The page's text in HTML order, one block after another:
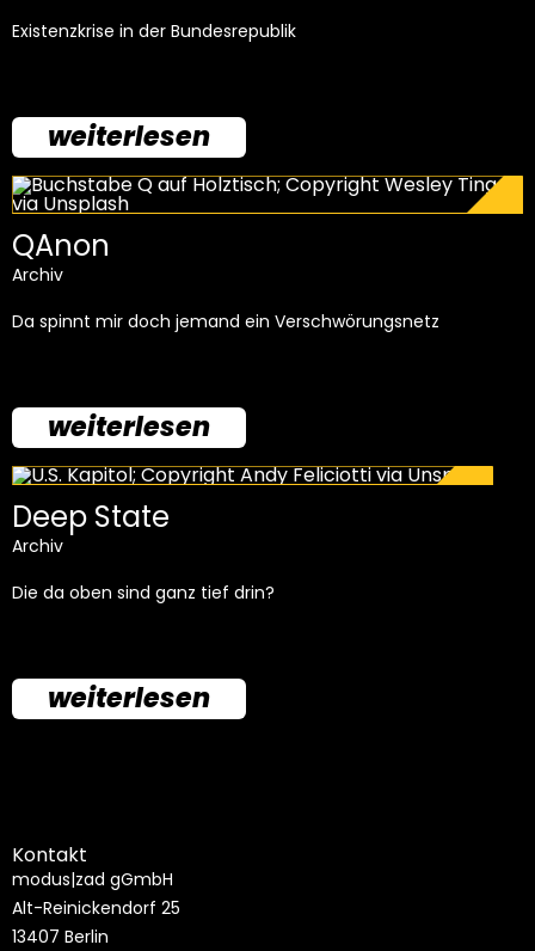
Existenzkrise in der Bundesrepublik
weiterlesen
QAnon
Archiv
Da spinnt mir doch jemand ein Verschwörungsnetz
weiterlesen
Deep State
Archiv
Die da oben sind ganz tief drin?
weiterlesen
Kontakt
modus|zad gGmbH
Alt-Reinickendorf 25
13407 Berlin